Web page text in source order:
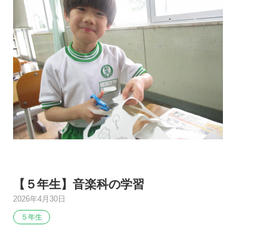
【５年生】音楽科の学習
2026年4月30日
５年生